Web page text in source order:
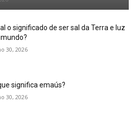
o significado de ser sal da Terra e luz
30, 2026
significa emaús?
30, 2026